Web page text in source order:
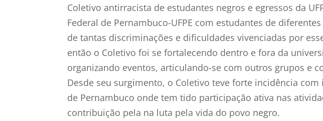
Coletivo antirracista de estudantes negros e egressos da
Federal de Pernambuco-UFPE com estudantes de
de tantas discriminações e dificuldades vivenciadas por
então o Coletivo foi se fortalecendo dentro e fora da
organizando eventos, articulando-se com outros grupos e
Desde seu surgimento, o Coletivo teve forte incidência
de Pernambuco onde tem tido participação ativa nas
contribuição pela na luta pela vida do povo negro.